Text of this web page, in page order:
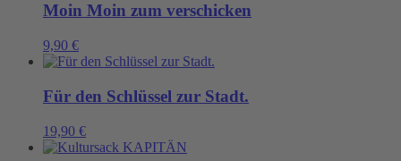
Moin Moin zum verschicken
9,90 €
Für den Schlüssel zur Stadt.
19,90 €